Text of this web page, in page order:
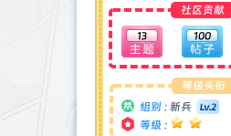
社区贡献
13 100
等级头衔
组别 : 新兵
等级 :